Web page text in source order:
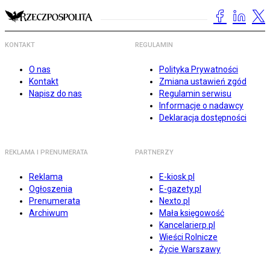
KONTAKT
O nas
Kontakt
Napisz do nas
REGULAMIN
Polityka Prywatności
Zmiana ustawień zgód
Regulamin serwisu
Informacje o nadawcy
Deklaracja dostępności
REKLAMA I PRENUMERATA
Reklama
Ogłoszenia
Prenumerata
Archiwum
PARTNERZY
E-kiosk.pl
E-gazety.pl
Nexto.pl
Mała księgowość
Kancelarierp.pl
Wieści Rolnicze
Życie Warszawy